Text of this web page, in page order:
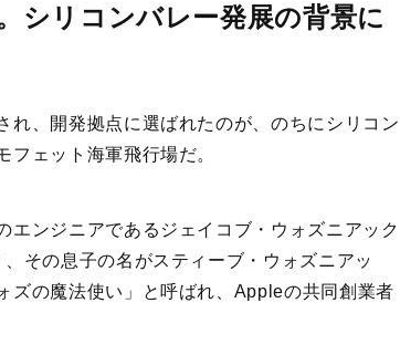
シリコンバレー発展の背景に
れ、開発拠点に選ばれたのが、のちにシリコン
ェット海軍飛行場だ。
エンジニアであるジェイコブ・ウォズニアック
その息子の名がスティーブ・ウォズニアッ
ズの魔法使い」と呼ばれ、Appleの共同創業者